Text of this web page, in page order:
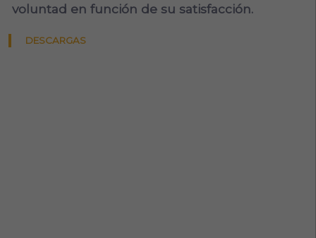
voluntad en función de su satisfacción.
DESCARGAS